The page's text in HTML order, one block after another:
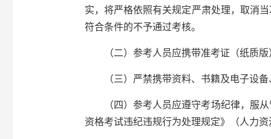
实，将严格依照有关规定严肃处理，取消
符合条件的不予通过考核。
（二）参考人员应携带准考证（纸质
（三）严禁携带资料、书籍及电子设
（四）参考人员应遵守考场纪律，服
资格考试违纪违规行为处理规定》（人力